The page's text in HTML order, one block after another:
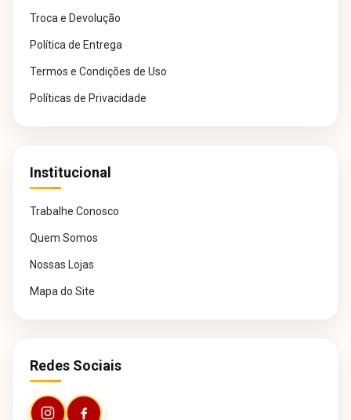
Troca e Devolução
Política de Entrega
Termos e Condições de Uso
Políticas de Privacidade
Institucional
Trabalhe Conosco
Quem Somos
Nossas Lojas
Mapa do Site
Redes Sociais